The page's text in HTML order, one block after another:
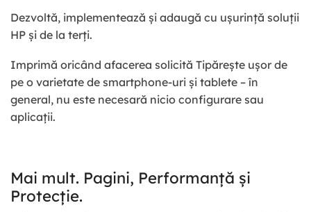
Dezvoltă, implementează și adaugă cu ușurință soluții
HP și de la terți.
Imprimă oricând afacerea solicită Tipărește ușor de
pe o varietate de smartphone-uri și tablete – în
general, nu este necesară nicio configurare sau
aplicații.
Mai mult. Pagini, Performanță și
Protecție.